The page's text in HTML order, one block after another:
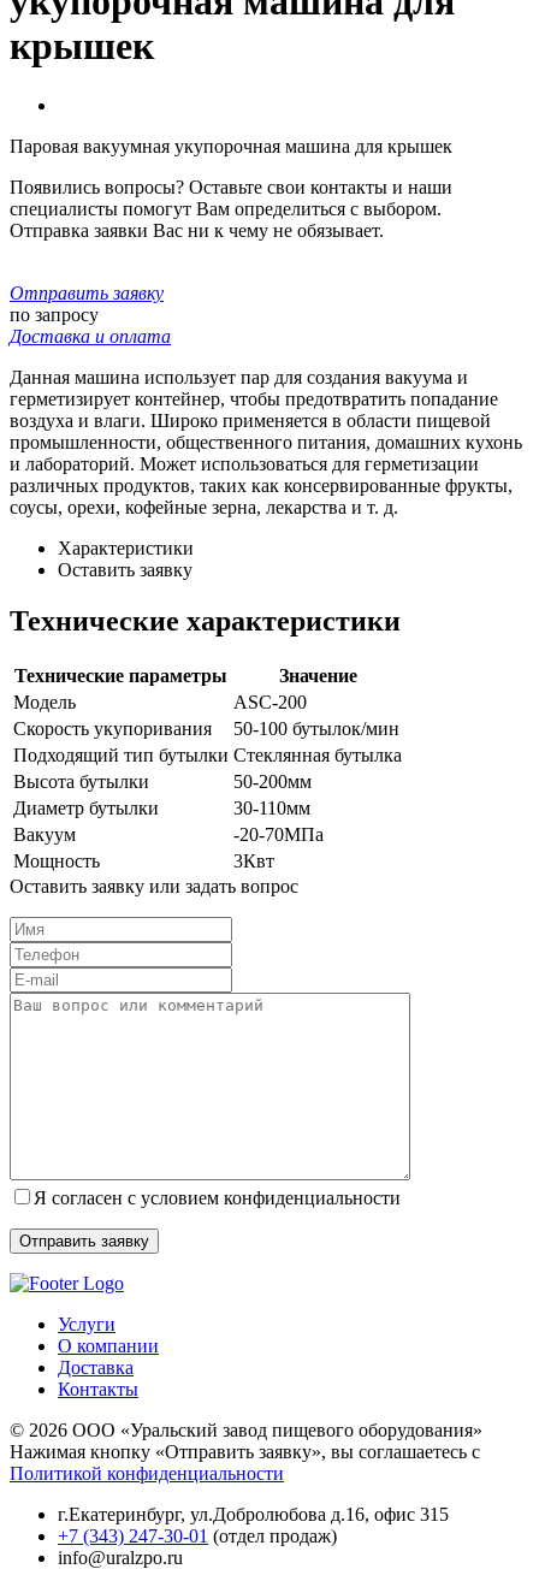
крышек
Паровая вакуумная укупорочная машина для крышек
Появились вопросы? Оставьте свои контакты и наши
специалисты помогут Вам определиться с выбором.
Отправка заявки Вас ни к чему не обязывает.
Отправить заявку
по запросу
Доставка и оплата
Данная машина использует пар для создания вакуума и
герметизирует контейнер, чтобы предотвратить попадание
воздуха и влаги. Широко применяется в области пищевой
промышленности, общественного питания, домашних кухонь
и лабораторий. Может использоваться для герметизации
различных продуктов, таких как консервированные фрукты,
соусы, орехи, кофейные зерна, лекарства и т. д.
Характеристики
Оставить заявку
Технические характеристики
Технические параметры
Значение
Модель
ASC-200
Скорость укупоривания
50-100 бутылок/мин
Подходящий тип бутылки Стеклянная бутылка
Высота бутылки
50-200мм
Диаметр бутылки
30-110мм
Вакуум
-20-70МПа
Мощность
3Квт
Оставить заявку или задать вопрос
Я согласен с условием конфиденциальности
Услуги
О компании
Доставка
Контакты
© 2026 ООО «Уральский завод пищевого оборудования»
Нажимая кнопку «Отправить заявку», вы соглашаетесь с
Политикой конфиденциальности
г.Екатеринбург, ул.Добролюбова д.16, офис 315
+7 (343) 247-30-01 (отдел продаж)
info@uralzpo.ru